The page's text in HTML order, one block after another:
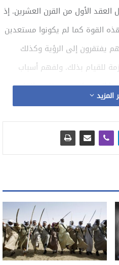
الأول من القرن العشرين. إذ
القوة كما لم يكونوا مستعدين
يفتقرون إلى الرؤية وكذلك
للقيام بذلك. ولفهم أسباب
الصدد لا بد من تتبع وإلقاء
عبر التاريخ وكيف تطورت في
وأعتقد أن هناك عاملَين رئيسَين
عن تلبية احتياجات العالم
ومساراتها المختلفة في
العلاقات بين الدولة القومية
الدول القومية بشكل أعمى
لدعم عقائد الدولة في بعض
الدينية في بلدان